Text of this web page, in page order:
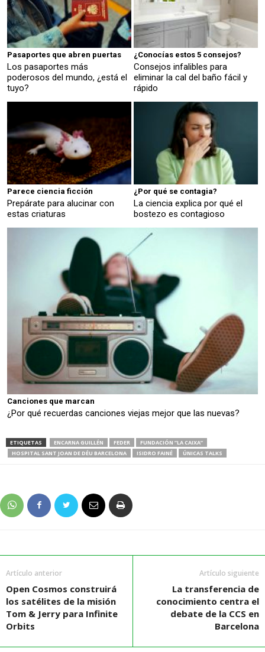
Pasaportes que abren puertas
Los pasaportes más
poderosos del mundo, ¿está el
tuyo?
¿Conocías estos 5 consejos?
Consejos infalibles para
eliminar la cal del baño fácil y
rápido
Parece ciencia ficción
Prepárate para alucinar con
estas criaturas
¿Por qué se contagia?
La ciencia explica por qué el
bostezo es contagioso
Canciones que marcan
¿Por qué recuerdas canciones viejas mejor que las nuevas?
ETIQUETAS ENCARNA GUILLÉN FEDER
FUNDACIÓN ”LA CAIXA”
HOSPITAL SANT JOAN DE DÉU BARCELONA
ISIDRO FAINÉ ÚNICAS TALKS
Artículo anterior
Open Cosmos construirá
los satélites de la misión
Tom & Jerry para Infinite
Orbits
Artículo siguiente
La transferencia de
conocimiento centra el
debate de la CCS en
Barcelona